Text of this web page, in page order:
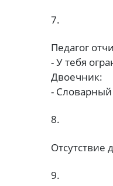
7.
Педагог
- У тебя
Двоечник:
- Словарный
8.
Отсутствие
9.